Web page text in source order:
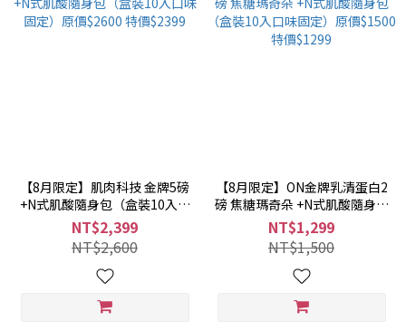
【8月限定】肌肉科技 金牌5磅
+N式肌酸隨身包（盒裝10入口
味固定）原價$2600 特價$2399
NT$2,399
NT$2,600
【8月限定】ON金牌乳清蛋白2
磅 焦糖瑪奇朵 +N式肌酸隨身包
（盒裝10入口味固定）原價
$1500 特價$1299
NT$1,299
NT$1,500